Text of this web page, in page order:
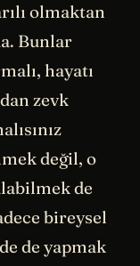
olmaktan
Bunlar
hayatı
zevk
değil, o
de
bireysel
de yapmak